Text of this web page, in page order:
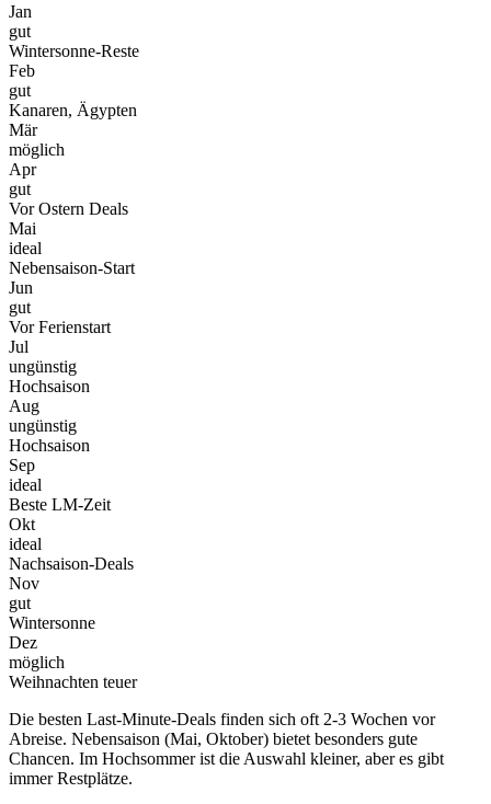
Jan
gut
Wintersonne-Reste
Feb
gut
Kanaren, Ägypten
Mär
möglich
Apr
gut
Vor Ostern Deals
Mai
ideal
Nebensaison-Start
Jun
gut
Vor Ferienstart
Jul
ungünstig
Hochsaison
Aug
ungünstig
Hochsaison
Sep
ideal
Beste LM-Zeit
Okt
ideal
Nachsaison-Deals
Nov
gut
Wintersonne
Dez
möglich
Weihnachten teuer
Die besten Last-Minute-Deals finden sich oft 2-3 Wochen vor
Abreise. Nebensaison (Mai, Oktober) bietet besonders gute
Chancen. Im Hochsommer ist die Auswahl kleiner, aber es gibt
immer Restplätze.